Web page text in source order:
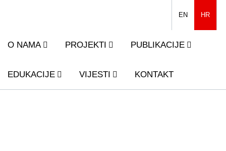
EN HR
O NAMA PROJEKTI PUBLIKACIJE
EDUKACIJE VIJESTI KONTAKT